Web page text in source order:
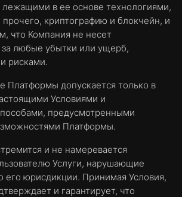
лежащими в ее основе технологиями,
криптографию и блокчейн, и
что Компания не несет
за любые убытки или ущерб,
рисками.
Платформы допускается только в
Условиями и
предусмотренными
Платформы.
и не намеревается
Услуги, нарушающие
его юрисдикции. Принимая Условия,
и гарантирует, что
файлы cookie.
данной категории
для того, чтобы дать вам
перемещаться по Сайту и
его функции, такие как
защищенным разделам
для улучшения работы
cookie данной категории
например о том,
посетителями
чаще всего, и получают ли